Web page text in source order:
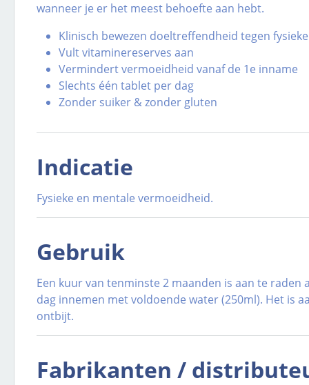
wanneer je er het meest behoefte aan hebt.
Klinisch bewezen doeltreffendheid tegen
Vult vitaminereserves aan
Vermindert vermoeidheid vanaf de 1e inname
Slechts één tablet per dag
Zonder suiker & zonder gluten
Indicatie
Fysieke en mentale vermoeidheid.
Gebruik
Een kuur van tenminste 2 maanden is aan te
dag innemen met voldoende water (250ml). Het is
ontbijt.
Fabrikanten /